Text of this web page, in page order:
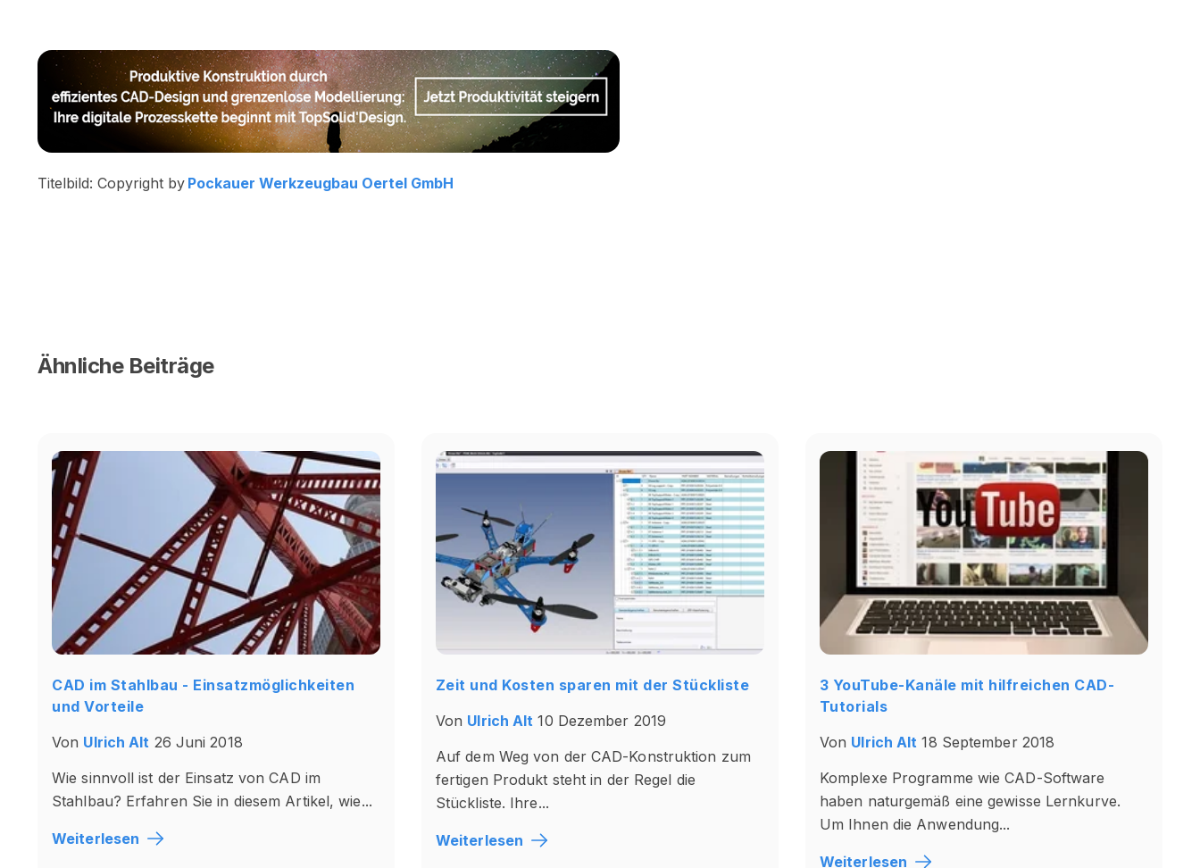
Titelbild: Copyright by Pockauer Werkzeugbau Oertel GmbH
Ähnliche Beiträge
CAD im Stahlbau - Einsatzmöglichkeiten
und Vorteile
Von Ulrich Alt 26 Juni 2018
Wie sinnvoll ist der Einsatz von CAD im
Stahlbau? Erfahren Sie in diesem Artikel, wie...
Weiterlesen
Zeit und Kosten sparen mit der Stückliste
Von Ulrich Alt 10 Dezember 2019
Auf dem Weg von der CAD-Konstruktion zum
fertigen Produkt steht in der Regel die
Stückliste. Ihre...
Weiterlesen
3 YouTube-Kanäle mit hilfreichen CAD-
Tutorials
Von Ulrich Alt 18 September 2018
Komplexe Programme wie CAD-Software
haben naturgemäß eine gewisse Lernkurve.
Um Ihnen die Anwendung...
Weiterlesen